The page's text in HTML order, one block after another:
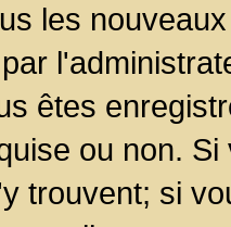
les
êtes
ou non.
trouvent; si